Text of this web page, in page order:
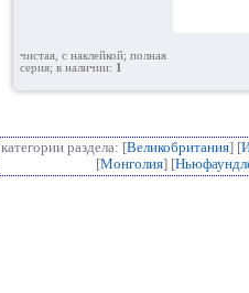
чистая, с наклейкой; полная
серия; в наличии: 1
категории раздела: [Великобритания] [
[Монголия] [